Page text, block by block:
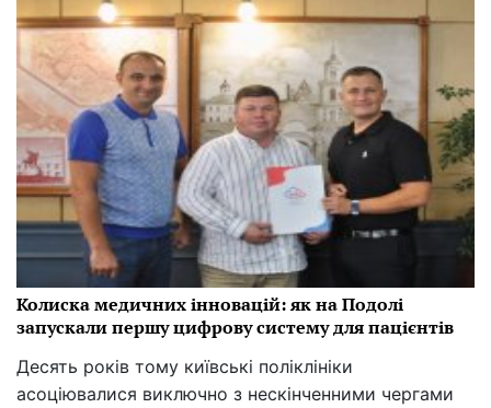
Колиска медичних інновацій: як на Подолі
запускали першу цифрову систему для пацієнтів
Десять років тому київські поліклініки
асоціювалися виключно з нескінченними чергами